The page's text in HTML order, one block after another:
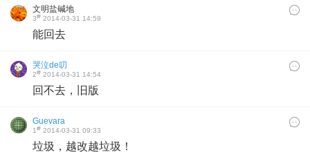
文明盐碱地
3# 2014-03-31 14:59
能回去
哭泣de叨
2# 2014-03-31 14:54
回不去，旧版
Guevara
1# 2014-03-31 09:33
垃圾，越改越垃圾！